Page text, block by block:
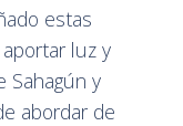
estas
luz y
Sahagún y
abordar de